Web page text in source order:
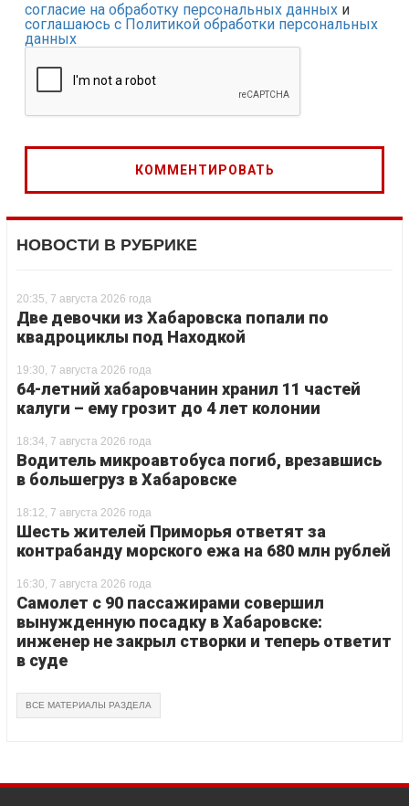
согласие на обработку персональных данных и
соглашаюсь с Политикой обработки персональных
данных
НОВОСТИ В РУБРИКЕ
20:35, 7 августа 2026 года
Две девочки из Хабаровска попали по
квадроциклы под Находкой
19:30, 7 августа 2026 года
64-летний хабаровчанин хранил 11 частей
калуги – ему грозит до 4 лет колонии
18:34, 7 августа 2026 года
Водитель микроавтобуса погиб, врезавшись
в большегруз в Хабаровске
18:12, 7 августа 2026 года
Шесть жителей Приморья ответят за
контрабанду морского ежа на 680 млн рублей
16:30, 7 августа 2026 года
Самолет с 90 пассажирами совершил
вынужденную посадку в Хабаровске:
инженер не закрыл створки и теперь ответит
в суде
ВСЕ МАТЕРИАЛЫ РАЗДЕЛА